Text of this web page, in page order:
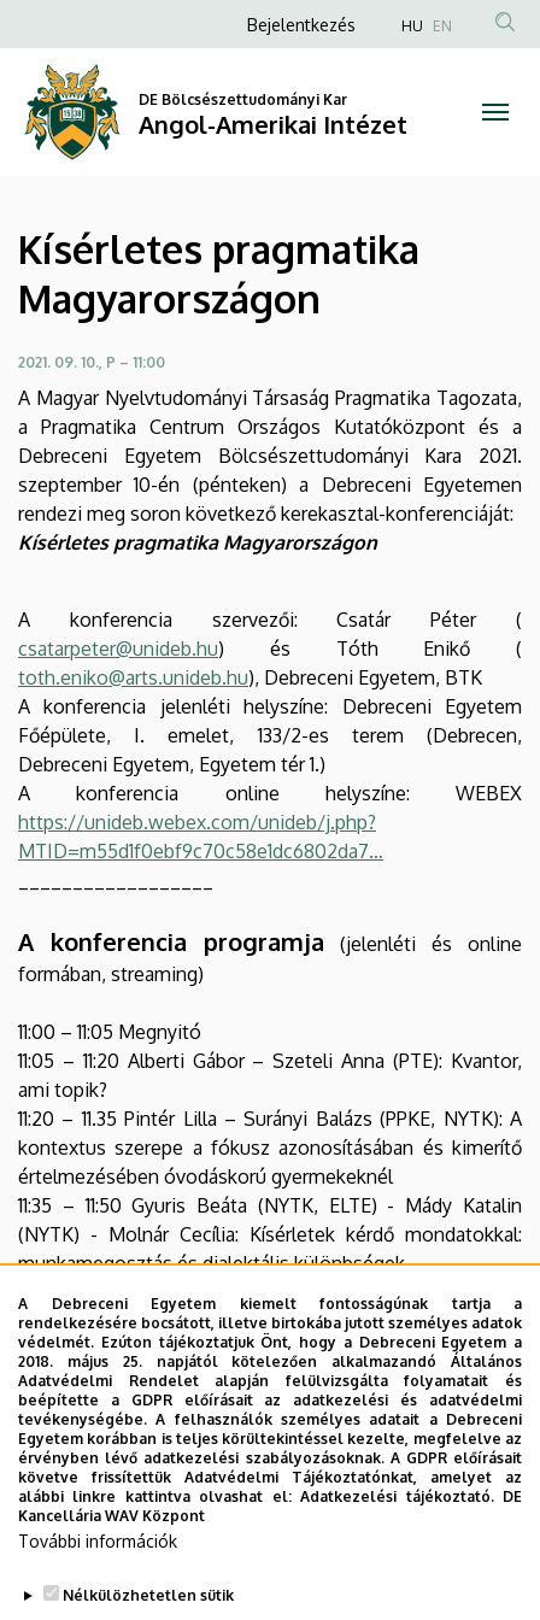
pragmatika
Magyarországon
Angol-
Amerikai
Intézet
a
tartalomra
Anonim
fiók
menüje
Bejelentkezés HU EN
DE Bölcsészettudományi Kar
Angol-Amerikai Intézet
Kísérletes pragmatika
Magyarországon
2021. 09. 10., P – 11:00
A Magyar Nyelvtudományi Társaság Pragmatika Tagozata,
a Pragmatika Centrum Országos Kutatóközpont és a
Debreceni Egyetem Bölcsészettudományi Kara 2021.
szeptember 10-én (pénteken) a Debreceni Egyetemen
rendezi meg soron következő kerekasztal-konferenciáját:
Kísérletes pragmatika Magyarországon
A konferencia szervezői: Csatár Péter (
csatarpeter@unideb.hu) és Tóth Enikő (
toth.eniko@arts.unideb.hu), Debreceni Egyetem, BTK
A konferencia jelenléti helyszíne: Debreceni Egyetem
Főépülete, I. emelet, 133/2-es terem (Debrecen,
Debreceni Egyetem, Egyetem tér 1.)
A konferencia online helyszíne: WEBEX
https://unideb.webex.com/unideb/j.php?
MTID=m55d1f0ebf9c70c58e1dc6802da7…
A konferencia programja
(jelenléti és online
formában, streaming)
11:00 – 11:05 Megnyitó
11:05 – 11:20 Alberti Gábor – Szeteli Anna (PTE): Kvantor,
ami topik?
11:20 – 11.35 Pintér Lilla – Surányi Balázs (PPKE, NYTK): A
kontextus szerepe a fókusz azonosításában és kimerítő
értelmezésében óvodáskorú gyermekeknél
11:35 – 11:50 Gyuris Beáta (NYTK, ELTE) - Mády Katalin
(NYTK) - Molnár Cecília: Kísérletek kérdő mondatokkal:
munkamegosztás és dialektális különbségek
12:05 – 12:15 Szünet
12:15 – 12:30 Schnell Zsuzsanna – Varga Eszter – Járai
Róbert (PTE): A kontextuális tudatosság fogalma a
pragmatikai jelentéskonstrukcióban – Kísérleti
pragmatikai vizsgálódások (online előadás)
12:30 – 12:45 Ivaskó Lívia – Papp Melinda (SZTE):
Történetmondási szituációban megjelenő osztenzív
ingerekre vonatkozó pragmatikai kísérletek
12:45 – 12:55 Vita
12:55 – 13:10 Németh T. Enikő: A Pragmatika Centrum hírei
A Debreceni Egyetem kiemelt fontosságúnak tartja a
rendelkezésére bocsátott, illetve birtokába jutott személyes adatok
védelmét. Ezúton tájékoztatjuk Önt, hogy a Debreceni Egyetem a
2018. május 25. napjától kötelezően alkalmazandó Általános
Adatvédelmi Rendelet alapján felülvizsgálta folyamatait és
beépítette a GDPR előírásait az adatkezelési és adatvédelmi
tevékenységébe. A felhasználók személyes adatait a Debreceni
Egyetem korábban is teljes körültekintéssel kezelte, megfelelve az
érvényben lévő adatkezelési szabályozásoknak. A GDPR előírásait
követve frissítettük Adatvédelmi Tájékoztatónkat, amelyet az
alábbi linkre kattintva olvashat el:Adatkezelési tájékoztató. DE
Kancellária WAV Központ
További információk
Nélkülözhetetlen sütik